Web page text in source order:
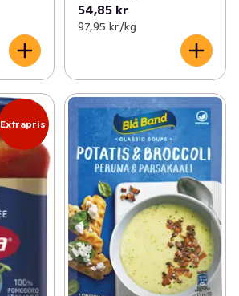
54,85 kr
97,95 kr /kg
Extrapris